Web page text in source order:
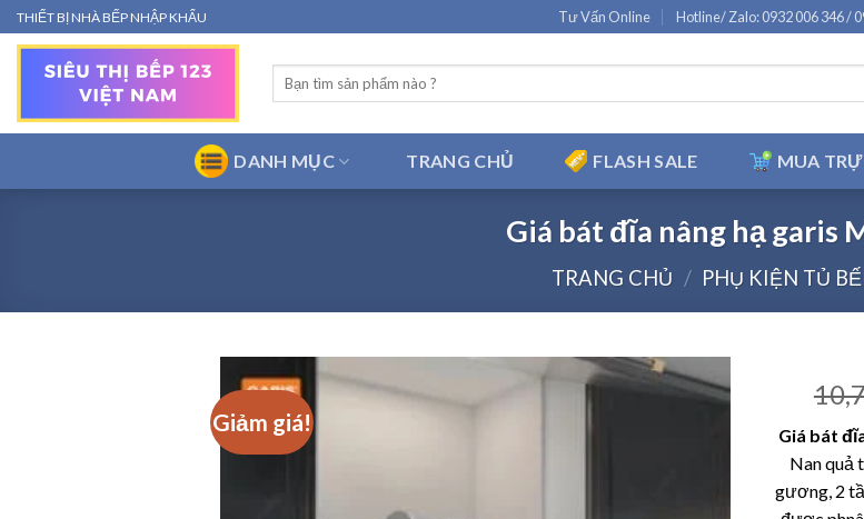
Bỏ
qua
THIẾT BỊ NHÀ BẾP NHẬP KHẨU Tư Vấn Online Hotline/ Zalo: 0932 006 346 /
Tìm
kiếm:
DANH MỤC TRANG CHỦ FLASH SALE MUA
Giá bát đĩa nâng hạ garis
TRANG CHỦ / PHỤ KIỆN TỦ
Giảm giá! Giá bát
Nan quả
gương, 2